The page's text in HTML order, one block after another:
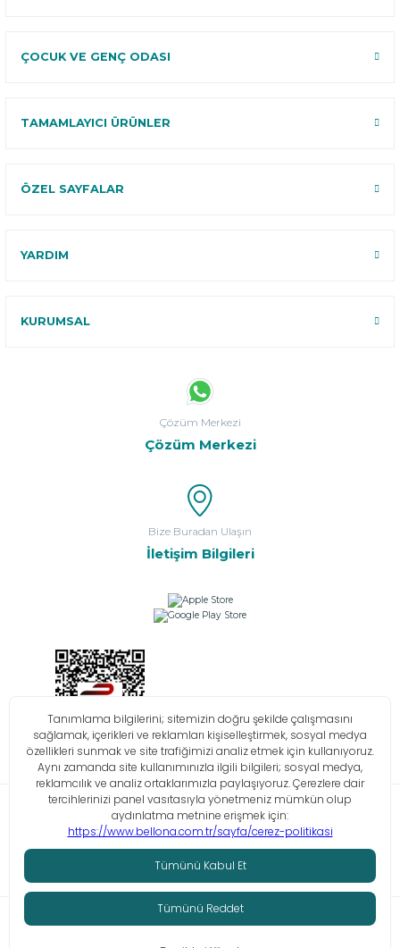
ÇOCUK VE GENÇ ODASI
TAMAMLAYICI ÜRÜNLER
ÖZEL SAYFALAR
YARDIM
KURUMSAL
Çözüm Merkezi
Çözüm Merkezi
Bize Buradan Ulaşın
İletişim Bilgileri
Bilgi Toplumu Hizmetleri KVKK Çerez Politikası İşlem Rehberi
© Tüm hakları saklıdır. Bellona 2026